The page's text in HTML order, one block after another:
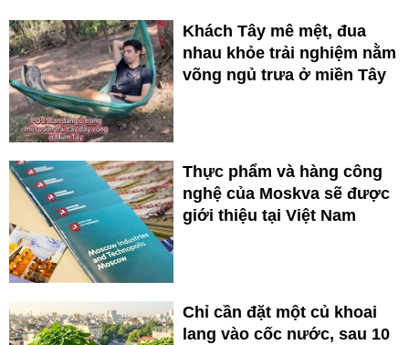
Khách Tây mê mệt, đua
nhau khỏe trải nghiệm nằm
võng ngủ trưa ở miền Tây
Thực phẩm và hàng công
nghệ của Moskva sẽ được
giới thiệu tại Việt Nam
Chỉ cần đặt một củ khoai
lang vào cốc nước, sau 10